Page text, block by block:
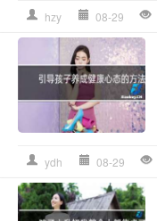
hzy 08-29
ydh 08-29